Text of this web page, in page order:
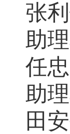
张
助
任忠
助
田